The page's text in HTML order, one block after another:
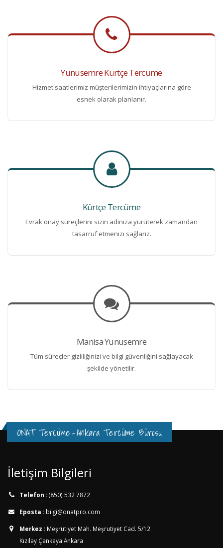
Yunusemre Kürtçe Tercüme
Hizmet saatlerimiz müşterilerimizin ihtiyaçlarına göre
esnek olarak planlanır.
Kürtçe Tercüme
Evrak onay süreçlerini sizin adınıza yürüterek zamandan
tasarruf etmenizi sağlarız.
Manisa Yunusemre
Tüm süreçler gizliliğinizi ve bilgi güvenliğini sağlayacak
şekilde yönetilir.
ONAT Tercüme-Ankara Tercüme Bürosu
İletişim Bilgileri
Telefon :(850) 532 7872
Eposta : bilgi@onatpro.com
Merkez : Meşrutiyet Mah. Meşrutiyet Cad. 5/12
Kızılay Çankaya Ankara